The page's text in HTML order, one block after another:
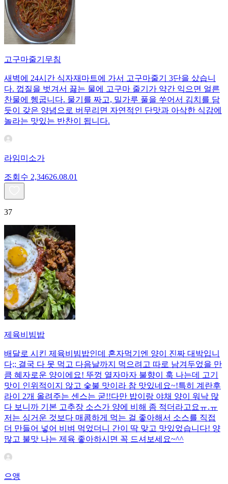
고구마줄기무침
새벽에 24시간 식자재마트에 가서 고구마줄기 3단을 샀습니
다. 껍질을 벗겨서 끓는 물에 고구마 줄기가 약간 익으면 얼른
찬물에 헹굽니다. 물기를 짜고, 밀가루 풀을 쑤어서 김치를 담
듯이 갖은 양념으로 버무리면 자연적인 단맛과 아삭한 식감에
놀라는 맛있는 반찬이 됩니다.
라임미소가
조회수 2,34626.08.01
37
제육비빔밥
배달로 시킨 제육비빔밥인데 혼자먹기엔 양이 진짜 대박입니
다;; 결국 다 못 먹고 다음날까지 먹으려고 따로 남겨두었을 만
큼 혜자로운 양이에요! 뚜껑 열자마자 불향이 훅 나는데 고기
맛이 인위적이지 않고 숯불 맛이라 참 맛있네요~!특히 계란후
라이 2개 올려주는 센스는 굳!! ​다만 밥이랑 야채 양이 워낙 많
다 보니까 기본 고추장 소스가 양에 비해 좀 적더라고요ㅠ.ㅠ
저는 싱거운 것보다 매콤하게 먹는 걸 좋아해서 소스를 직접
더 만들어 넣어 비벼 먹었더니 간이 딱 맞고 맛있었습니다! 양
많고 불맛 나는 제육 좋아하시면 꼭 드셔보세요~^^
으앵